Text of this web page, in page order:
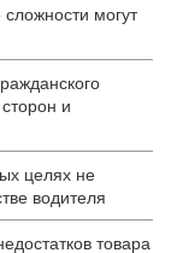
могут
и
целях не
водителя
товара